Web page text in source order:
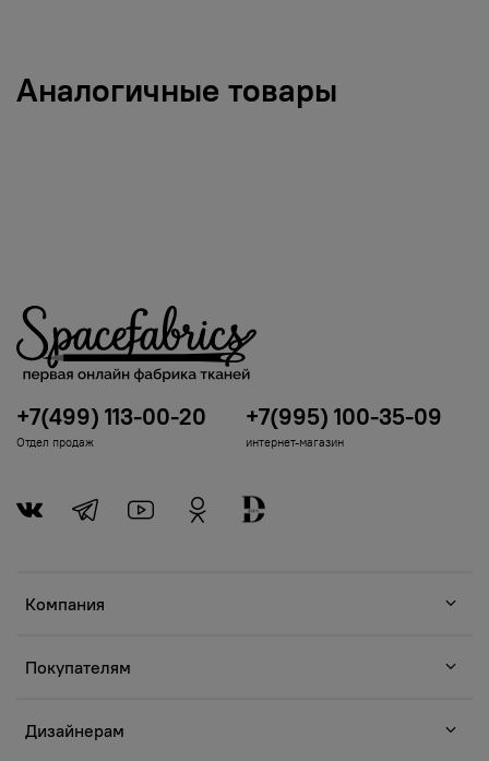
Аналогичные товары
Компания
Покупателям
Дизайнерам
+7(499) 113-00-20
Отдел продаж
+7(995) 100-35-09
интернет-магазин